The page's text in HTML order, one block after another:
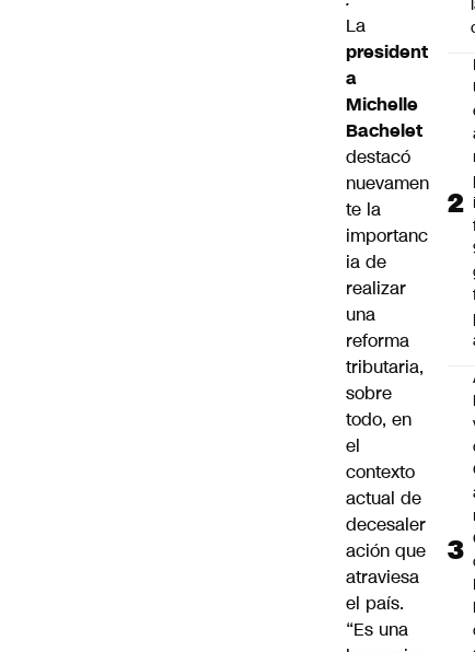
La
president
a
Michelle
Bachelet
destacó
nuevamen
te la
importanc
ia de
realizar
una
reforma
tributaria,
sobre
todo, en
el
contexto
actual de
decesaler
ación que
atraviesa
el país.
“Es una